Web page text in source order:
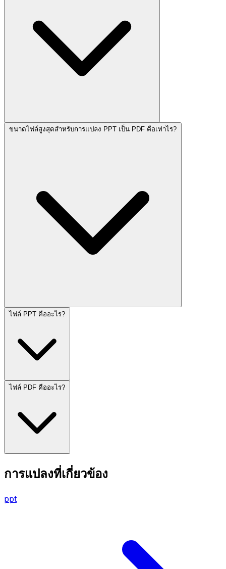
ขนาดไฟล์สูงสุดสำหรับการแปลง PPT เป็น PDF คือเท่าไร?
ไฟล์ PPT คืออะไร?
ไฟล์ PDF คืออะไร?
การแปลงที่เกี่ยวข้อง
ppt